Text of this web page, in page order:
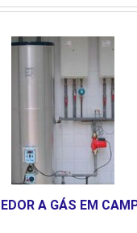
na
para rampa de gás
como cavalete de
conhecida por
serviços e uma
construídas por
escritório de alta
e sala de
somado a uma
e profissionais com
fluxo previamente
de profissionais
arame começa a correr
e libera a energia
arco de solda, função de
de segmentos
industriais
adjetivos
A GÁS EM